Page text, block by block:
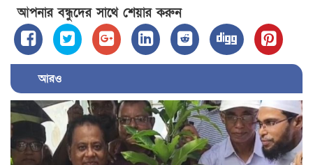
আপনার বন্ধুদের সাথে শেয়ার করুন
আরও